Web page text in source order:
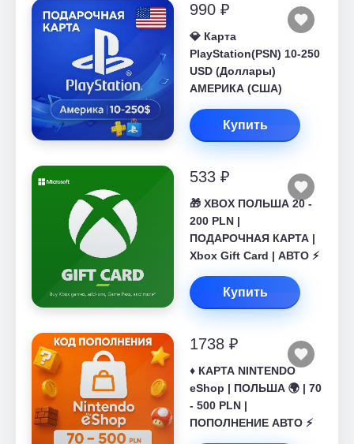
990 ₽
💎 Карта
PlayStation(PSN) 10-250
USD (Доллары)
АМЕРИКА (США)
Купить
533 ₽
🎁 XBOX ПОЛЬША 20 -
200 PLN |
ПОДАРОЧНАЯ КАРТА |
Xbox Gift Card | АВТО ⚡
Купить
1738 ₽
♦️ КАРТА NINTENDO
eShop | ПОЛЬША 🌍 | 70
- 500 PLN |
ПОПОЛНЕНИЕ АВТО ⚡